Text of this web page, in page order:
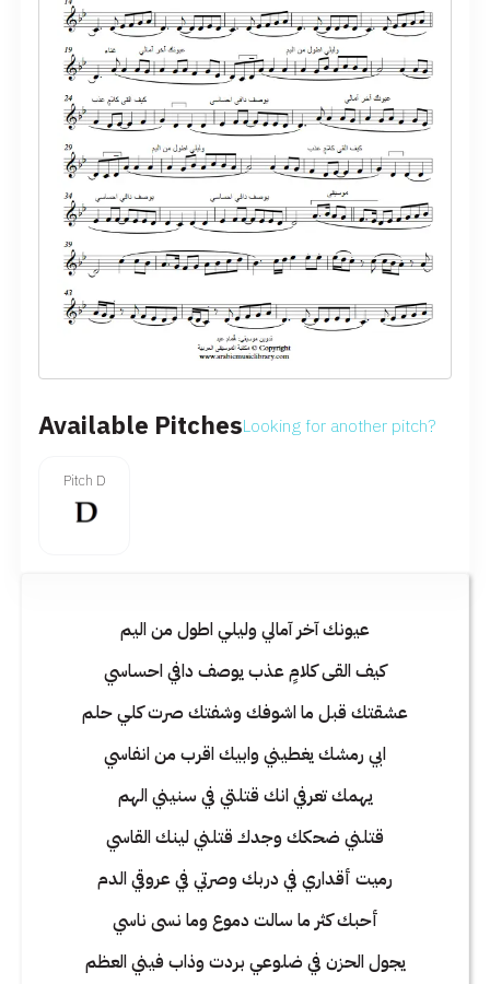
Available PitchesLooking for another pitch?
Pitch D
عيونك آخر آمالي وليلي اطول من اليم
كيف القى كلامٍ عذب يوصف دافي احساسي
عشقتك قبل ما اشوفك وشفتك صرت كلي حلم
ابي رمشك يغطيني وابيك اقرب من انفاسي
يهمك تعرفي انك قتلتي في سنيني الهم
قتلني ضحكك وجدك قتلني لينك القاسي
رميت أقداري في دربك وصرتي في عروقي الدم
أحبك كثر ما سالت دموع وما نسى ناسي
يجول الحزن في ضلوعي بردت وذاب فيني العظم